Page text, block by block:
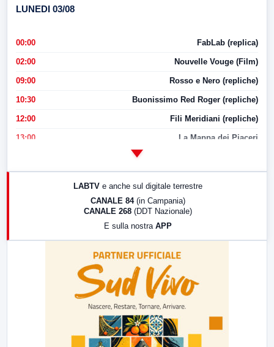
LUNEDI 03/08
00:00 FabLab (replica)
02:00 Nouvelle Vouge (Film)
09:00 Rosso e Nero (repliche)
10:30 Buonissimo Red Roger (repliche)
12:00 Fili Meridiani (repliche)
13:00 La Mappa dei Piaceri
LABTV e anche sul digitale terrestre
CANALE 84 (in Campania)
CANALE 268 (DDT Nazionale)
E sulla nostra APP